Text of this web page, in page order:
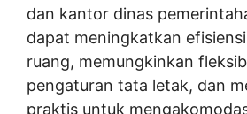
dan kantor dinas
dapat meningkatkan
ruang, memungkinkan
pengaturan tata letak, dan
praktis untuk